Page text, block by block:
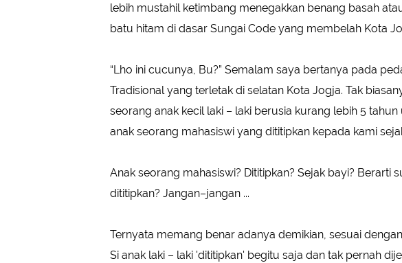
lebih mustahil ketimbang menegakkan benang basah
batu hitam di dasar Sungai Code yang membelah Kota
“Lho ini cucunya, Bu?” Semalam saya bertanya pada
Tradisional yang terletak di selatan Kota Jogja. Tak
seorang anak kecil laki – laki berusia kurang lebih 5
anak seorang mahasiswi yang dititipkan kepada kami
Anak seorang mahasiswi? Dititipkan? Sejak bayi? Berarti
dititipkan? Jangan–jangan ...
Ternyata memang benar adanya demikian, sesuai
Si anak laki – laki 'dititipkan' begitu saja dan tak pernah